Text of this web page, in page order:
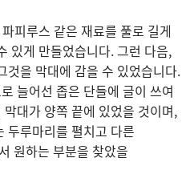
피루스 같은 재료를 풀로 길게
있게 만들었습니다. 그런 다음,
것을 막대에 감을 수 있었습니다.
늘어선 좁은 단들에 글이 쓰여
대가 양쪽 끝에 있었을 것이며,
두루마리를 펼치고 다른
원하는 부분을 찾았을